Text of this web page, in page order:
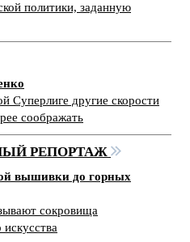
политики, заданную
Суперлиге другие скорости
соображать
РЕПОРТАЖ
вышивки до горных
сокровища
искусства